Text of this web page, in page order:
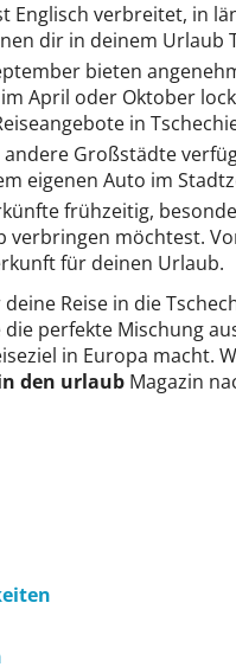
Englisch verbreitet, in
dir in deinem Urlaub
bieten
April oder Oktober
in
andere Großstädte
eigenen Auto im
frühzeitig,
verbringen möchtest.
für deinen Urlaub.
Reise in die
perfekte Mischung
in Europa
den urlaub Magazin